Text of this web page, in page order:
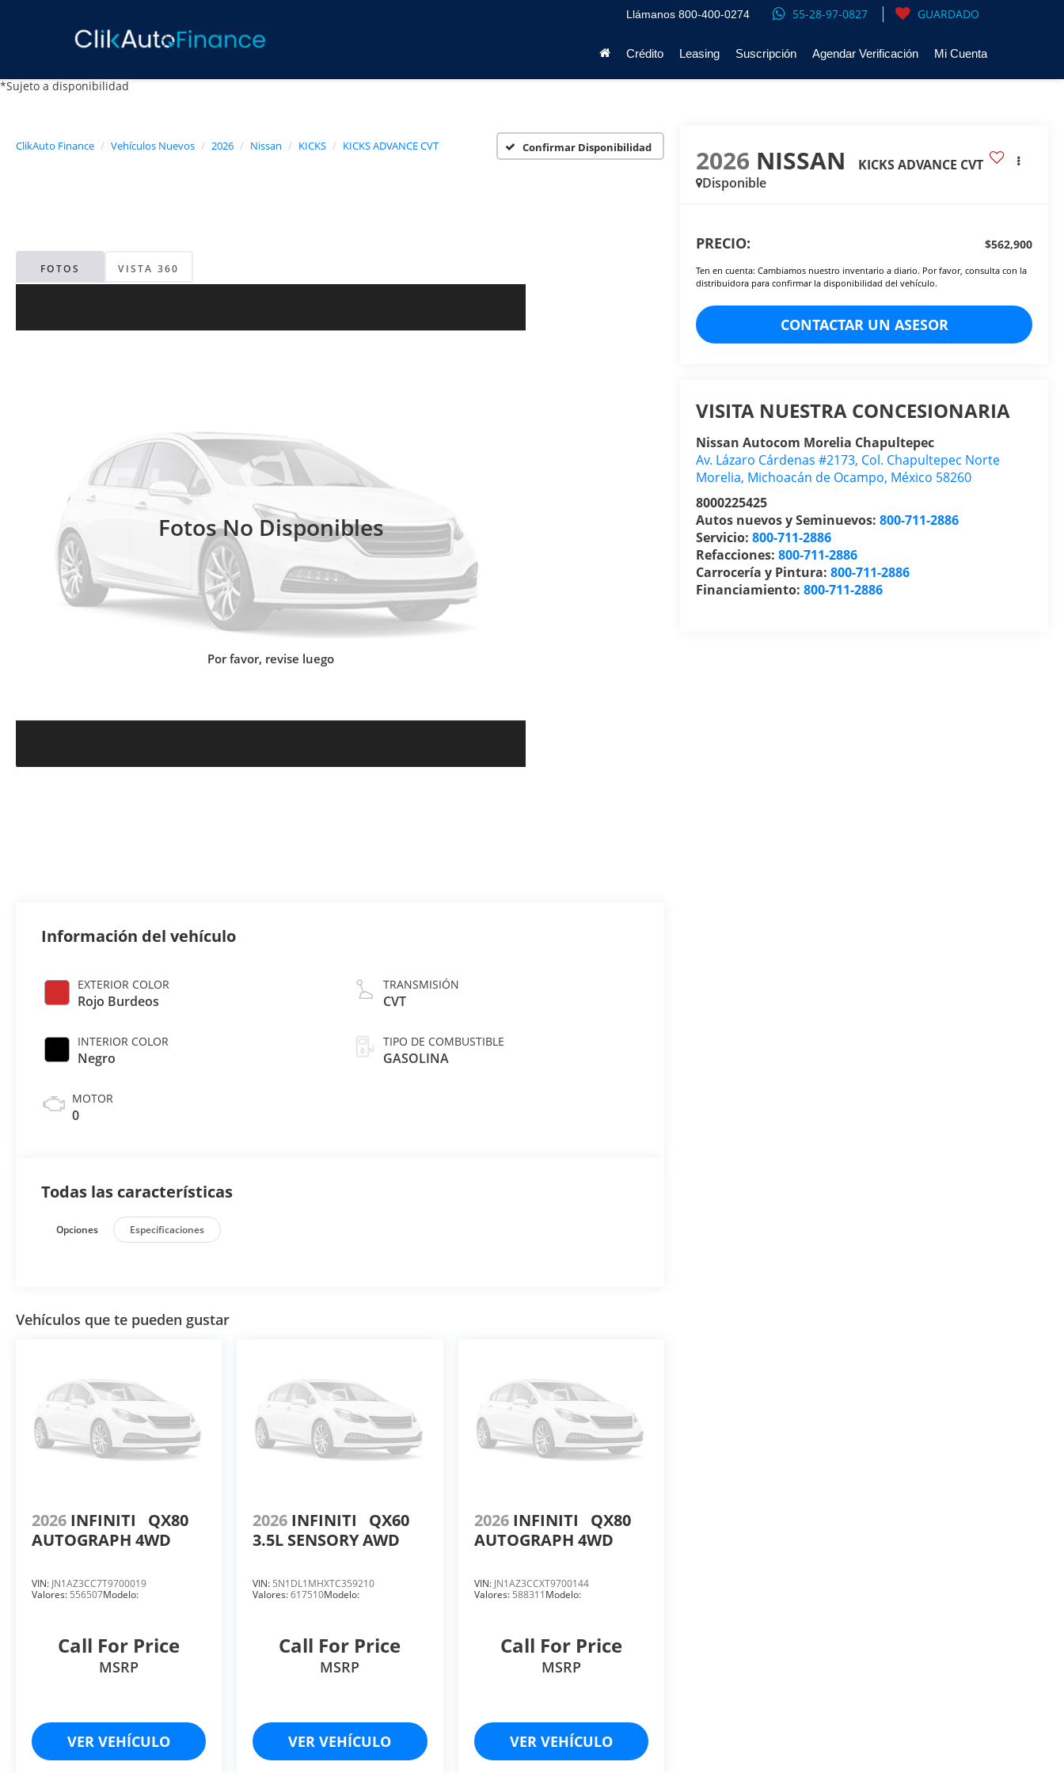
Llámanos 800-400-0274 55-28-97-0827 GUARDADO
Crédito Leasing Suscripción Agendar Verificación Mi Cuenta
*Sujeto a disponibilidad
ClikAuto Finance Vehículos Nuevos 2026 Nissan KICKS KICKS ADVANCE CVT Confirmar Disponibilidad
FOTOS VISTA 360
Fotos No Disponibles
Por favor, revise luego
2026 NISSAN
KICKS ADVANCE CVT
Disponible
PRECIO: $562,900
Ten en cuenta: Cambiamos nuestro inventario a diario. Por favor, consulta con la
distribuidora para confirmar la disponibilidad del vehículo.
CONTACTAR UN ASESOR
VISITA NUESTRA CONCESIONARIA
Nissan Autocom Morelia Chapultepec
Av. Lázaro Cárdenas #2173, Col. Chapultepec Norte
Morelia, Michoacán de Ocampo, México 58260
8000225425
Autos nuevos y Seminuevos:800-711-2886
Servicio:800-711-2886
Refacciones:800-711-2886
Carrocería y Pintura:800-711-2886
Financiamiento:800-711-2886
Información del vehículo
EXTERIOR COLOR
Rojo Burdeos
INTERIOR COLOR
Negro
MOTOR
0
TRANSMISIÓN
CVT
TIPO DE COMBUSTIBLE
GASOLINA
Todas las características
Opciones Especificaciones
Vehículos que te pueden gustar
2026 INFINITI
QX80
AUTOGRAPH 4WD
VIN: JN1AZ3CC7T9700019
Valores: 556507Modelo:
Call For Price
MSRP
VER VEHÍCULO
2026 INFINITI
QX60
3.5L SENSORY AWD
VIN: 5N1DL1MHXTC359210
Valores:617510Modelo:
Call For Price
MSRP
VER VEHÍCULO
2026 INFINITI
QX80
AUTOGRAPH 4WD
VIN: JN1AZ3CCXT9700144
Valores: 588311Modelo:
Call For Price
MSRP
VER VEHÍCULO